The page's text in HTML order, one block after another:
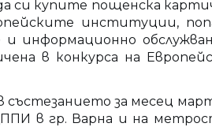
си купите пощенска
институции,
информационно
в конкурса на
състезанието за месец
в гр. Варна и на